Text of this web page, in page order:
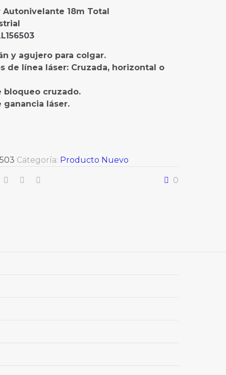
Autonivelante 18m Total
y agujero para colgar.
de línea láser: Cruzada, horizontal o
bloqueo cruzado.
ganancia láser.
Categoría: Producto Nuevo
0